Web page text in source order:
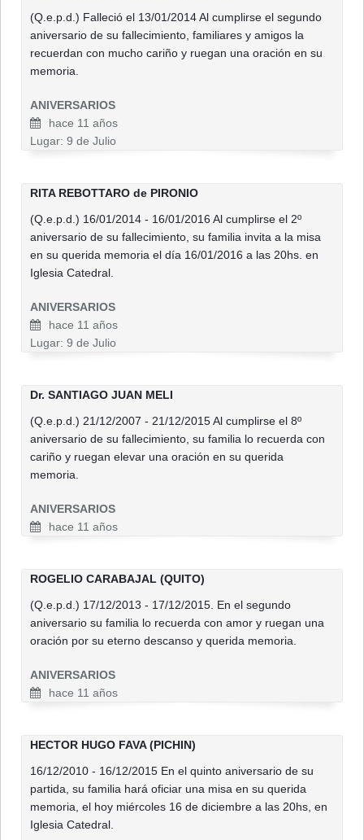
(Q.e.p.d.) Falleció el 13/01/2014 Al cumplirse el segundo
aniversario de su fallecimiento, familiares y amigos la
recuerdan con mucho cariño y ruegan una oración en su
memoria.
ANIVERSARIOS
hace 11 años
Lugar: 9 de Julio
RITA REBOTTARO de PIRONIO
(Q.e.p.d.) 16/01/2014 - 16/01/2016 Al cumplirse el 2º
aniversario de su fallecimiento, su familia invita a la misa
en su querida memoria el día 16/01/2016 a las 20hs. en
Iglesia Catedral.
ANIVERSARIOS
hace 11 años
Lugar: 9 de Julio
Dr. SANTIAGO JUAN MELI
(Q.e.p.d.) 21/12/2007 - 21/12/2015 Al cumplirse el 8º
aniversario de su fallecimiento, su familia lo recuerda con
cariño y ruegan elevar una oración en su querida
memoria.
ANIVERSARIOS
hace 11 años
ROGELIO CARABAJAL (QUITO)
(Q.e.p.d.) 17/12/2013 - 17/12/2015. En el segundo
aniversario su familia lo recuerda con amor y ruegan una
oración por su eterno descanso y querida memoria.
ANIVERSARIOS
hace 11 años
HECTOR HUGO FAVA (PICHIN)
16/12/2010 - 16/12/2015 En el quinto aniversario de su
partida, su familia hará oficiar una misa en su querida
memoria, el hoy miércoles 16 de diciembre a las 20hs, en
Iglesia Catedral.